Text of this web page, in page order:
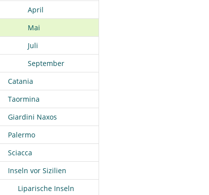
April
Mai
Juli
September
Catania
Taormina
Giardini Naxos
Palermo
Sciacca
Inseln vor Sizilien
Liparische Inseln